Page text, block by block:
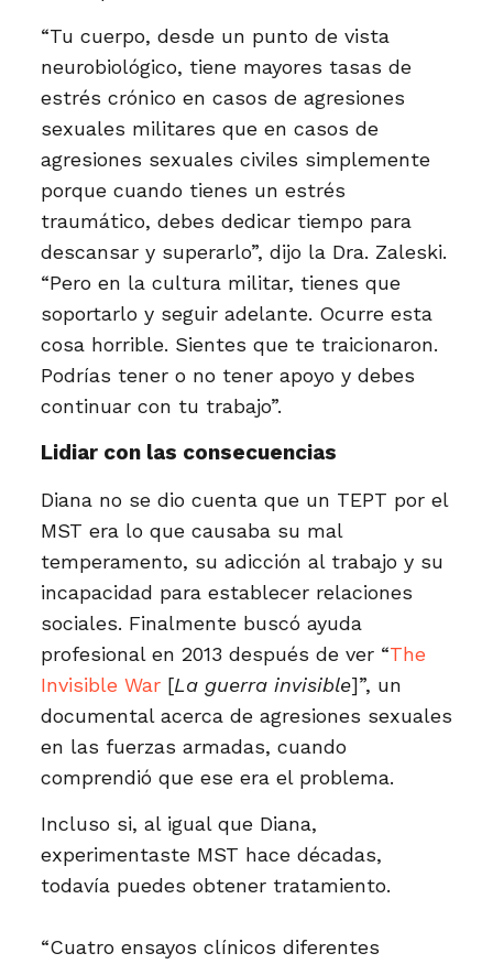
“Tu cuerpo, desde un punto de vista
neurobiológico, tiene mayores tasas de
estrés crónico en casos de agresiones
sexuales militares que en casos de
agresiones sexuales civiles simplemente
porque cuando tienes un estrés
traumático, debes dedicar tiempo para
descansar y superarlo”, dijo la Dra. Zaleski.
“Pero en la cultura militar, tienes que
soportarlo y seguir adelante. Ocurre esta
cosa horrible. Sientes que te traicionaron.
Podrías tener o no tener apoyo y debes
continuar con tu trabajo”.
Lidiar con las consecuencias
Diana no se dio cuenta que un TEPT por el
MST era lo que causaba su mal
temperamento, su adicción al trabajo y su
incapacidad para establecer relaciones
sociales. Finalmente buscó ayuda
profesional en 2013 después de ver “The
Invisible War[La guerra invisible]”, un
documental acerca de agresiones sexuales
en las fuerzas armadas, cuando
comprendió que ese era el problema.
Incluso si, al igual que Diana,
experimentaste MST hace décadas,
todavía puedes obtener tratamiento.
“Cuatro ensayos clínicos diferentes